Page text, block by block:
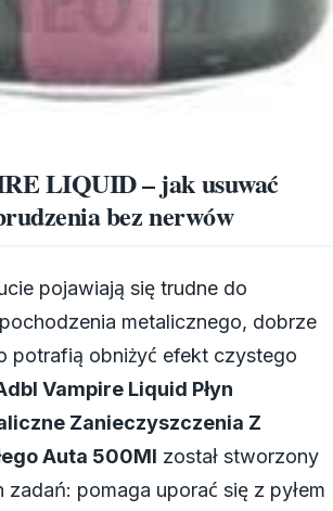
LIQUID – jak usuwać
bez nerwów
pojawiają się trudne do
metalicznego, dobrze
potrafią obniżyć efekt czystego
Vampire Liquid Płyn
Zanieczyszczenia Z
Auta 500Ml został stworzony
zadań: pomaga uporać się z pyłem